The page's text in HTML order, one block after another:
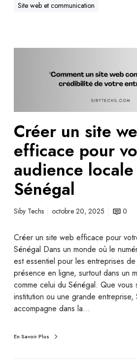
Site web et communication
Créer un site
efficace pour
audience
Sénégal
Siby Techs octobre 20, 2025 0
Créer un site web efficace pour
Sénégal Dans un monde où le
est essentiel pour les entreprises
présence en ligne, surtout dans un
comme celui du Sénégal. Que vous
institution ou une grande entreprise,
accompagne dans la…
En Savoir Plus